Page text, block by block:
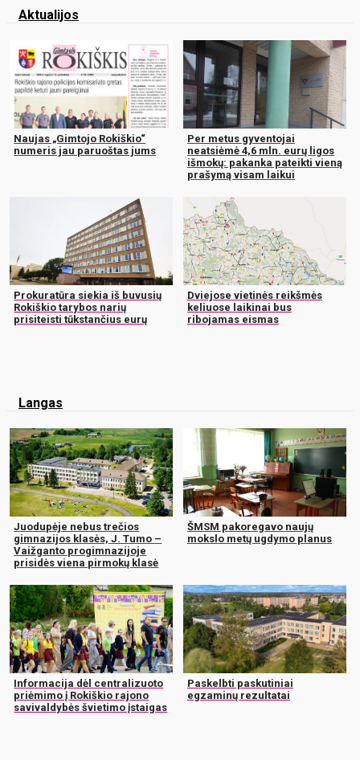
Aktualijos
Naujas „Gimtojo Rokiškio“
numeris jau paruoštas jums
Per metus gyventojai
neatsiėmė 4,6 mln. eurų ligos
išmokų: pakanka pateikti vieną
prašymą visam laikui
Prokuratūra siekia iš buvusių
Rokiškio tarybos narių
prisiteisti tūkstančius eurų
Dviejose vietinės reikšmės
keliuose laikinai bus
ribojamas eismas
Langas
Juodupėje nebus trečios
gimnazijos klasės, J. Tumo –
Vaižganto progimnazijoje
prisidės viena pirmokų klasė
ŠMSM pakoregavo naujų
mokslo metų ugdymo planus
Informacija dėl centralizuoto
priėmimo į Rokiškio rajono
savivaldybės švietimo įstaigas
Paskelbti paskutiniai
egzaminų rezultatai